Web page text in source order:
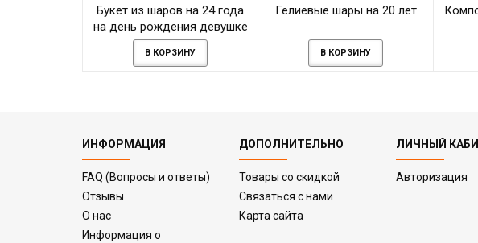
Букет из шаров на 24 года
на день рождения девушке
В КОРЗИНУ
Гелиевые шары на 20 лет
В КОРЗИНУ
ИНФОРМАЦИЯ
FAQ (Вопросы и ответы)
Отзывы
О нас
Информация о
ДОПОЛНИТЕЛЬНО
Товары со скидкой
Связаться с нами
Карта сайта
ЛИЧНЫЙ
Авторизация